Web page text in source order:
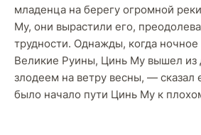
младенца на берегу огромной
Му, они вырастили его,
трудности. Однажды, когда
Великие Руины, Цинь Му вышел
злодеем на ветру весны, — сказал
было начало пути Цинь Му к